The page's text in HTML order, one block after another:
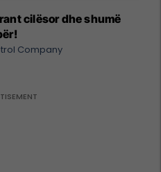
cilësor dhe shumë
Company